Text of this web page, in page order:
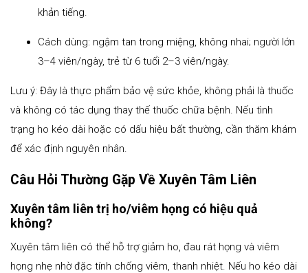
khản tiếng.
Cách dùng: ngậm tan trong miệng, không nhai; người lớn
3–4 viên/ngày, trẻ từ 6 tuổi 2–3 viên/ngày.
Lưu ý: Đây là thực phẩm bảo vệ sức khỏe, không phải là thuốc
và không có tác dụng thay thế thuốc chữa bệnh. Nếu tình
trạng ho kéo dài hoặc có dấu hiệu bất thường, cần thăm khám
để xác định nguyên nhân.
Câu Hỏi Thường Gặp Về Xuyên Tâm Liên
Xuyên tâm liên trị ho/viêm họng có hiệu quả
không?
Xuyên tâm liên có thể hỗ trợ giảm ho, đau rát họng và viêm
họng nhẹ nhờ đặc tính chống viêm, thanh nhiệt. Nếu ho kéo dài